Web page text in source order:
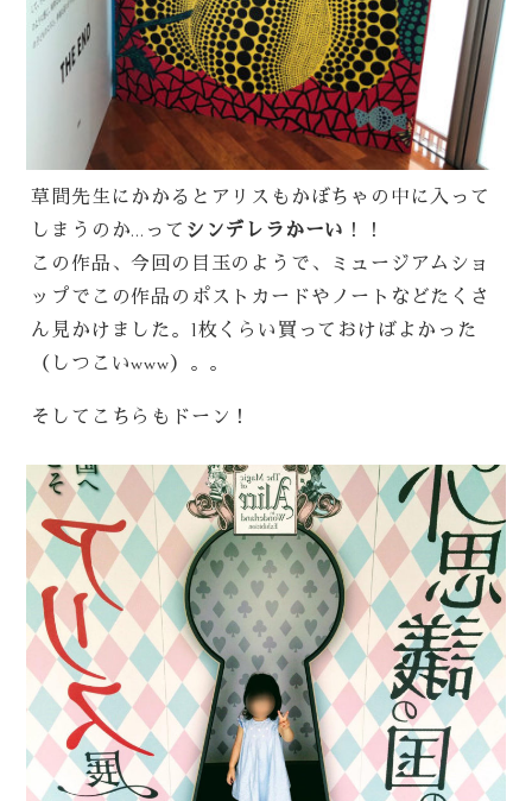
草間先生にかかるとアリスもかぼちゃの中に入って
しまうのか…って シンデレラかーい ！！
この作品、今回の目玉のようで、ミュージアムショ
ップでこの作品のポストカードやノートなどたくさ
ん見かけました。1枚くらい買っておけばよかった
（しつこいwww）。。
そしてこちらもドーン！